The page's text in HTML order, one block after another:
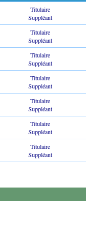
Titulaire
Suppléant
Titulaire
Suppléant
Titulaire
Suppléant
Titulaire
Suppléant
Titulaire
Suppléant
Titulaire
Suppléant
Titulaire
Suppléant